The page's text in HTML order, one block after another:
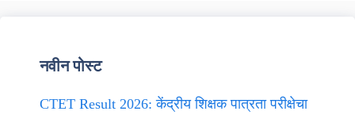
नवीन पोस्ट
CTET Result 2026: केंद्रीय शिक्षक पात्रता परीक्षेचा